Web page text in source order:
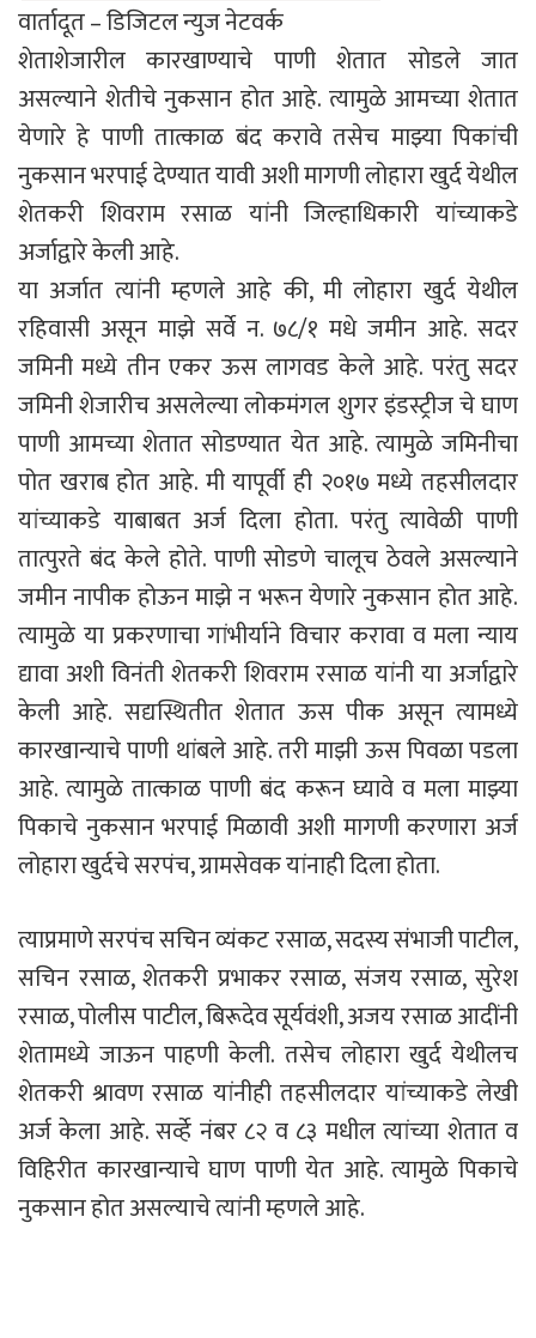
वार्तादूत – डिजिटल न्युज नेटवर्क
शेताशेजारील कारखाण्याचे पाणी शेतात सोडले जात
असल्याने शेतीचे नुकसान होत आहे. त्यामुळे आमच्या शेतात
येणारे हे पाणी तात्काळ बंद करावे तसेच माझ्या पिकांची
नुकसान भरपाई देण्यात यावी अशी मागणी लोहारा खुर्द येथील
शेतकरी शिवराम रसाळ यांनी जिल्हाधिकारी यांच्याकडे
अर्जाद्वारे केली आहे.
या अर्जात त्यांनी म्हणले आहे की, मी लोहारा खुर्द येथील
रहिवासी असून माझे सर्वे न. ७८/१ मधे जमीन आहे. सदर
जमिनी मध्ये तीन एकर ऊस लागवड केले आहे. परंतु सदर
जमिनी शेजारीच असलेल्या लोकमंगल शुगर इंडस्ट्रीज चे घाण
पाणी आमच्या शेतात सोडण्यात येत आहे. त्यामुळे जमिनीचा
पोत खराब होत आहे. मी यापूर्वी ही २०१७ मध्ये तहसीलदार
यांच्याकडे याबाबत अर्ज दिला होता. परंतु त्यावेळी पाणी
तात्पुरते बंद केले होते. पाणी सोडणे चालूच ठेवले असल्याने
जमीन नापीक होऊन माझे न भरून येणारे नुकसान होत आहे.
त्यामुळे या प्रकरणाचा गांभीर्याने विचार करावा व मला न्याय
द्यावा अशी विनंती शेतकरी शिवराम रसाळ यांनी या अर्जाद्वारे
केली आहे. सद्यस्थितीत शेतात ऊस पीक असून त्यामध्ये
कारखान्याचे पाणी थांबले आहे. तरी माझी ऊस पिवळा पडला
आहे. त्यामुळे तात्काळ पाणी बंद करून घ्यावे व मला माझ्या
पिकाचे नुकसान भरपाई मिळावी अशी मागणी करणारा अर्ज
लोहारा खुर्दचे सरपंच, ग्रामसेवक यांनाही दिला होता.
त्याप्रमाणे सरपंच सचिन व्यंकट रसाळ, सदस्य संभाजी पाटील,
सचिन रसाळ, शेतकरी प्रभाकर रसाळ, संजय रसाळ, सुरेश
रसाळ, पोलीस पाटील, बिरूदेव सूर्यवंशी, अजय रसाळ आदींनी
शेतामध्ये जाऊन पाहणी केली. तसेच लोहारा खुर्द येथीलच
शेतकरी श्रावण रसाळ यांनीही तहसीलदार यांच्याकडे लेखी
अर्ज केला आहे. सर्व्हे नंबर ८२ व ८३ मधील त्यांच्या शेतात व
विहिरीत कारखान्याचे घाण पाणी येत आहे. त्यामुळे पिकाचे
नुकसान होत असल्याचे त्यांनी म्हणले आहे.